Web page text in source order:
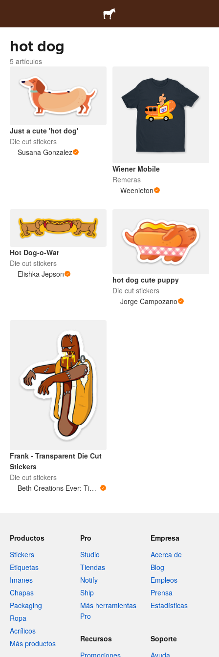
hot dog
5 artículos
Just a cute 'hot dog'
Die cut stickers
Susana Gonzalez
Wiener Mobile
Remeras
Weenieton
Hot Dog-o-War
Die cut stickers
Elishka Jepson
hot dog cute puppy
Die cut stickers
Jorge Campozano
Frank - Transparent Die Cut
Stickers
Die cut stickers
Beth Creations Ever: Tiny Art for Big Feelings
Productos
Stickers
Etiquetas
Imanes
Chapas
Packaging
Ropa
Acrílicos
Más productos
Pro
Studio
Tiendas
Notify
Ship
Más herramientas
Pro
Empresa
Acerca de
Blog
Empleos
Prensa
Estadísticas
Recursos
Soporte